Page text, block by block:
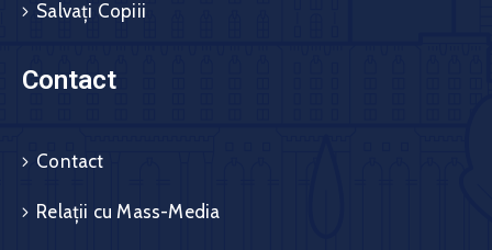
Salvați Copiii
Contact
Contact
Relații cu Mass-Media